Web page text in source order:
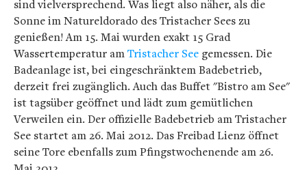
sind vielversprechend. Was liegt also näher, als die
Sonne im Natureldorado des Tristacher Sees zu
genießen! Am 15. Mai wurden exakt 15 Grad
Wassertemperatur amTristacher See gemessen. Die
Badeanlage ist, bei eingeschränktem Badebetrieb,
derzeit frei zugänglich. Auch das Buffet "Bistro am See"
ist tagsüber geöffnet und lädt zum gemütlichen
Verweilen ein. Der offizielle Badebetrieb am Tristacher
See startet am 26. Mai 2012. Das Freibad Lienz öffnet
seine Tore ebenfalls zum Pfingstwochenende am 26.